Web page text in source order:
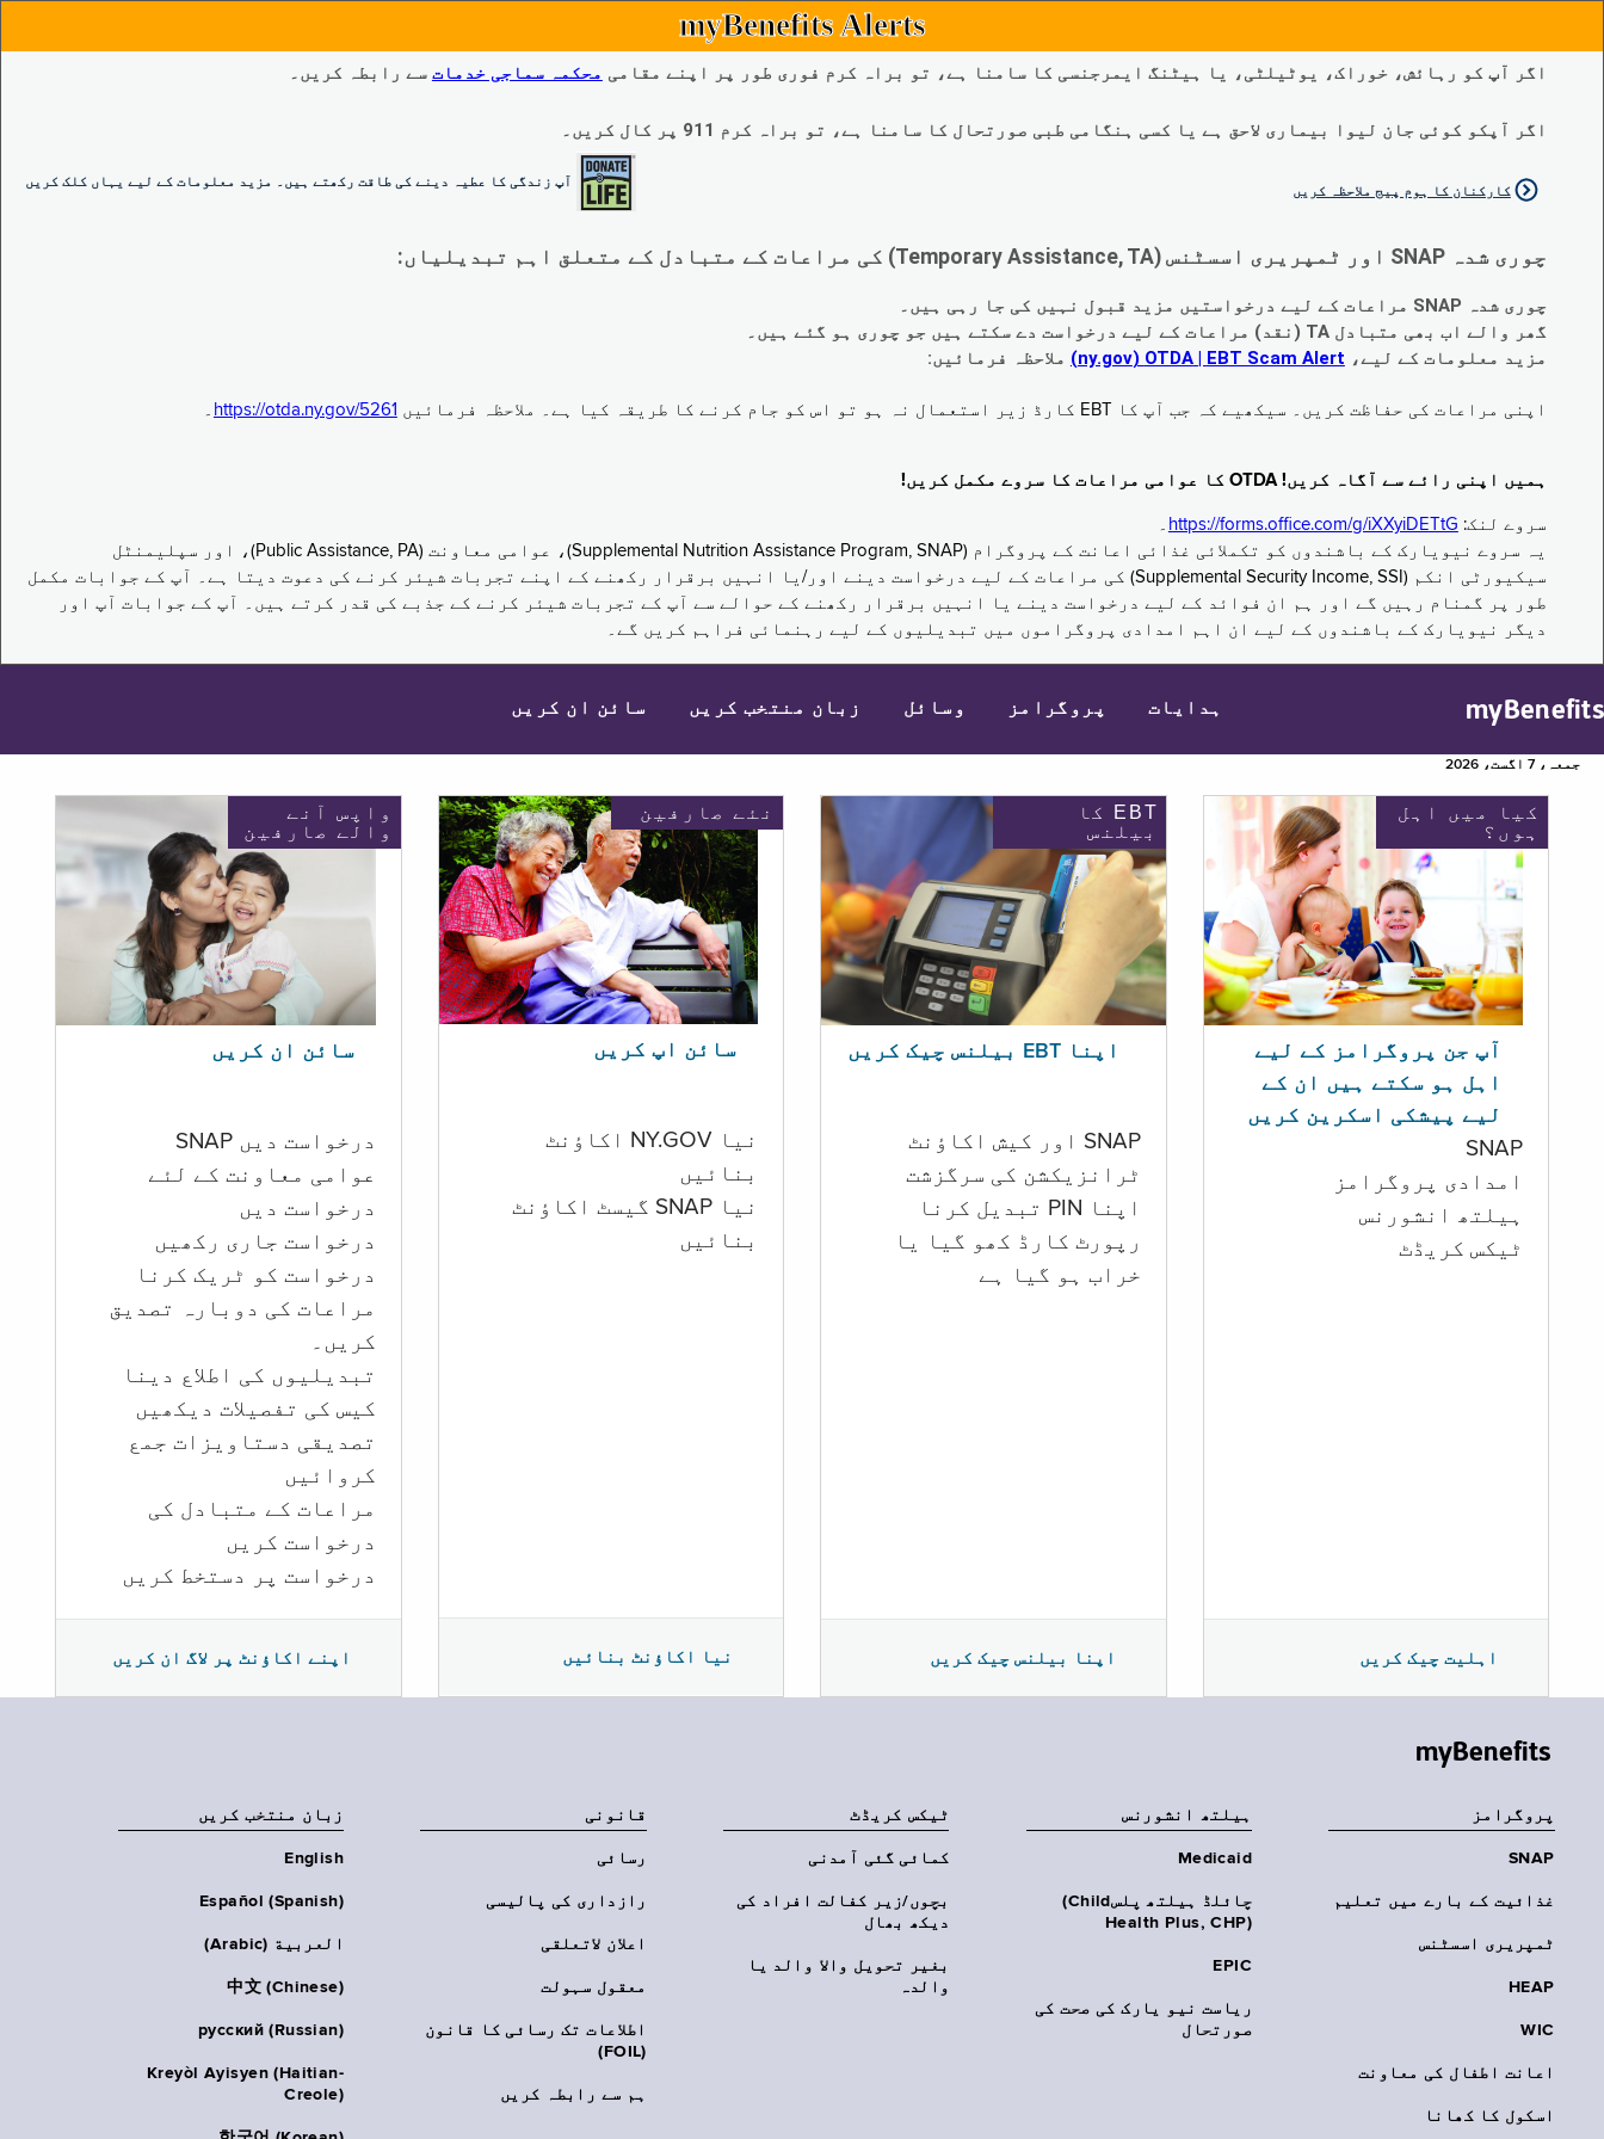
myBenefits Alerts
اگر آپ کو رہائش، خوراک، یوٹیلٹی، یا ہیٹنگ ایمرجنسی کا سامنا ہے، تو براہ کرم فوری طور پر اپنے مقامی محکمہ سماجی خدمات سے رابطہ کریں۔
اگر آپکو کوئی جان لیوا بیماری لاحق ہے یا کسی ہنگامی طبی صورتحال کا سامنا ہے، تو براہ کرم 911 پر کال کریں۔
آپ زندگی کا عطیہ دینے کی طاقت رکھتے ہیں۔ مزید معلومات کے لیے یہاں کلک کریں
کارکنان کا ہوم پیج ملاحظہ کریں
چوری شدہ SNAP اور ٹمپریری اسسٹنس (Temporary Assistance, TA) کی مراعات کے متبادل کے متعلق اہم تبدیلیاں:
چوری شدہ SNAP مراعات کے لیے درخواستیں مزید قبول نہیں کی جا رہی ہیں۔
گھر والے اب بھی متبادل TA (نقد) مراعات کے لیے درخواست دے سکتے ہیں جو چوری ہو گئے ہیں۔
مزید معلومات کے لیے، EBT Scam Alert ‏| OTDA ‏(ny.gov) ملاحظہ فرمائیں:
اپنی مراعات کی حفاظت کریں۔ سیکھیے کہ جب آپ کا EBT کارڈ زیر استعمال نہ ہو تو اس کو جام کرنے کا طریقہ کیا ہے۔ ملاحظہ فرمائیں https://otda.ny.gov/5261 ۔
ہمیں اپنی رائے سے آگاہ کریں! OTDA کا عوامی مراعات کا سروے مکمل کریں!
سروے لنک: https://forms.office.com/g/iXXyiDETtG ۔
یہ سروے نیویارک کے باشندوں کو تکملائی غذائی اعانت کے پروگرام (Supplemental Nutrition Assistance Program, SNAP)، عوامی معاونت (Public Assistance, PA)، اور سپلیمنٹل
سیکیورٹی انکم (Supplemental Security Income, SSI) کی مراعات کے لیے درخواست دینے اور/یا انہیں برقرار رکھنے کے اپنے تجربات شیئر کرنے کی دعوت دیتا ہے۔ آپ کے جوابات مکمل
طور پر گمنام رہیں گے اور ہم ان فوائد کے لیے درخواست دینے یا انہیں برقرار رکھنے کے حوالے سے آپ کے تجربات شیئر کرنے کے جذبے کی قدر کرتے ہیں۔ آپ کے جوابات آپ اور
دیگر نیویارک کے باشندوں کے لیے ان اہم امدادی پروگراموں میں تبدیلیوں کے لیے رہنمائی فراہم کریں گے۔
myBenefits ہدایات پروگرامز وسائل زبان منتخب کریں سائن ان کریں
جمعہ، 7 اگست، 2026
واپس آنے
والے صارفین
سائن ان کریں
درخواست دیں SNAP
عوامی معاونت کے لئے
درخواست دیں
درخواست جاری رکھیں
درخواست کو ٹریک کرنا
مراعات کی دوبارہ تصدیق
کریں۔
تبدیلیوں کی اطلاع دینا
کیس کی تفصیلات دیکھیں
تصدیقی دستاویزات جمع
کروائیں
مراعات کے متبادل کی
درخواست کریں
درخواست پر دستخط کریں
اپنے اکاؤنٹ پر لاگ ان کریں
نئے صارفین
سائن اپ کریں
نیا NY.GOV اکاؤنٹ
بنائیں
نیا SNAP گیسٹ اکاؤنٹ
بنائیں
نیا اکاؤنٹ بنائیں
EBT کا
بیلنس
اپنا EBT بیلنس چیک کریں
SNAP اور کیش اکاؤنٹ
ٹرانزیکشن کی سرگزشت
اپنا PIN تبدیل کرنا
رپورٹ کارڈ کھو گیا یا
خراب ہو گيا ہے
اپنا بیلنس چیک کریں
کیا میں اہل
ہوں؟
آپ جن پروگرامز کے لیے
اہل ہو سکتے ہیں ان کے
لیے پیشکی اسکرین کریں
SNAP
امدادی پروگرامز
‏ہیلتھ انشورنس
ٹیکس کریڈٹ
اہلیت چیک کریں
myBenefits
پروگرامز
SNAP
غذائیت کے بارے میں تعلیم
ٹمپریری اسسٹنس
HEAP
WIC
اعانت اطفال کی معاونت
اسکول کا کھانا
‏ہیلتھ انشورنس
Medicaid
چائلڈ ہیلتھ پلس‎(Child
Health Plus, CHP)‎
EPIC
ریاست نیو یارک کی صحت کی
صورتحال
ٹیکس کریڈٹ
کمائی گئی آمدنی
بچوں/زیر کفالت افراد کی
دیکھ بھال
بغیر تحویل والا والد یا
والدہ
قانونی
رسائی
رازداری کی پالیسی
اعلان لاتعلقی
معقول سہولت
اطلاعات تک رسائی کا قانون
(FOIL)
ہم سے رابطہ کریں
زبان منتخب کریں
English
Español (Spanish)
العربية (Arabic)
中文 (Chinese)
русский (Russian)
Kreyòl Ayisyen (Haitian-
Creole)